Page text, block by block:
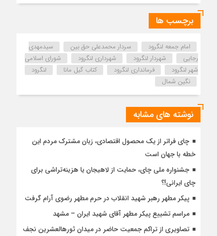
برچسب ها
امام جمعه لنگرود سردار محمدعلی حق بین
سیدمهدی
رجایی
شهردار لنگرود شهرداری لنگرود
شورای اسلامی
شهر لنگرود
فرمانداری لنگرود کتاب گیل مانا
لنگرود
نگین شمال
نوشته های مشابه
چای فراتر از یک محصول اقتصادی، زبان مشترک مردم این
خطه با جهان است
جشنواره ملی چای، حمایت از لاهیجان یا هزینه‌تراشی برای
چای ایرانی!؟
پیکر مطهر رهبر شهید انقلاب در حرم مطهر رضوی آرام گرفت
مراسم تشییع پیکر مطهر آقای شهید ایران – مشهد
تصاویری از تراکم جمعیت حاضر در میدان ثورهالعشرین نجف